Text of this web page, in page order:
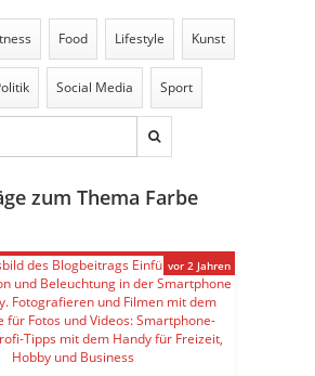
Food Lifestyle Kunst
Social Media Sport
zum Thema Farbe
vor 2 Jahren